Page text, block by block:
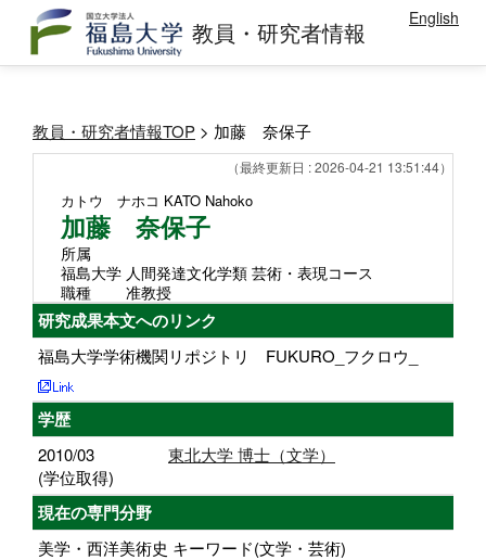
教員・研究者情報 English
教員・研究者情報TOP > 加藤 奈保子
（最終更新日 : 2026-04-21 13:51:44）
カトウ ナホコ KATO Nahoko
加藤 奈保子
所属
福島大学 人間発達文化学類 芸術・表現コース
職種
准教授
研究成果本文へのリンク
福島大学学術機関リポジトリ FUKURO_フクロウ_
学歴
2010/03
(学位取得)
東北大学 博士（文学）
現在の専門分野
美学・西洋美術史 キーワード(文学・芸術)